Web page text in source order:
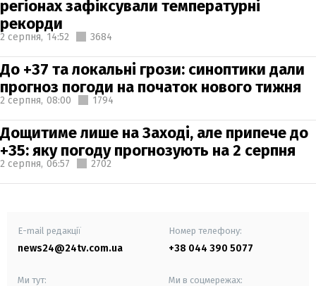
регіонах зафіксували температурні
рекорди
2 серпня, 14:52 3684
До +37 та локальні грози: синоптики дали
прогноз погоди на початок нового тижня
2 серпня, 08:00 1794
Дощитиме лише на Заході, але припече до
+35: яку погоду прогнозують на 2 серпня
2 серпня, 06:57 2702
E-mail редакції
news24@24tv.com.ua
Номер телефону:
+38 044 390 5077
Ми тут: Ми в соцмережах: